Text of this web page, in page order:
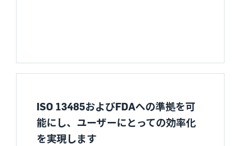
ISO 13485およびFDAへの準拠を可
能にし、ユーザーにとっての効率化
を実現します